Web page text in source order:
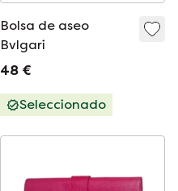
Bolsa de aseo
Bvlgari
48 €
Seleccionado